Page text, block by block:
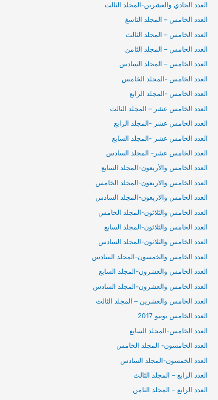
العدد الحادي والعشرين-المجلد الثالث
العدد الخامس – المجلد التاسغ
العدد الخامس – المجلد الثالث
العدد الخامس – المجلد الثامن
العدد الخامس – المجلد السادس
العدد الخامس -المجلد الخامس
العدد الخامس -المجلد الرابع
العدد الخامس عشر – المجلد الثالث
العدد الخامس عشر -المجلد الرابع
العدد الخامس عشر -المجلد السابع
العدد الخامس عشر- المجلد السادس
العدد الخامس والأربعون-المجلد السابع
العدد الخامس والاربعون-المجلد الخامس
العدد الخامس والاربعون-المجلد السادس
العدد الخامس والثلاثون-المجلد الخامس
العدد الخامس والثلاثون-المجلد السابع
العدد الخامس والثلاثون-المجلد السادس
العدد الخامس والخمسون-المجلد السادس
العدد الخامس والعشرون-المجلد السابع
العدد الخامس والعشرون-المجلد السادس
العدد الخامس والعشرين – المجلد الثالث
العدد الخامس يونيو 2017
العدد الخامس-المجلد السابع
العدد الخامسون- المجلد الخامس
العدد الخمسون-المجلد السادس
العدد الرابع – المجلد الثالث
العدد الرابع – المجلد الثامن